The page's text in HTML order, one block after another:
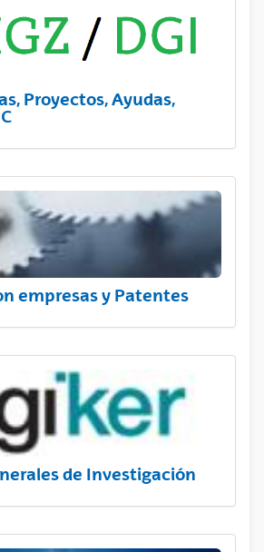
Proyectos, Ayudas,
empresas y Patentes
de Investigación